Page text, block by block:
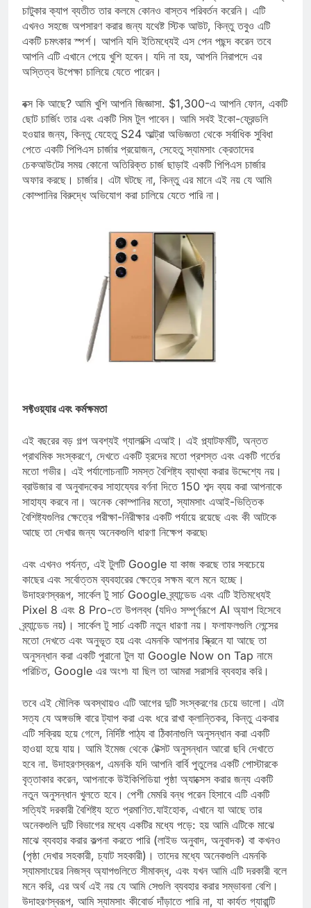
এস পেনের ক্ষেত্রেও তাই। যতদূর আমি বলতে পারি, স্যামসাং একটি সামান্য
চাটুকার ক্যাপ ব্যতীত তার কলমে কোনও বাস্তব পরিবর্তন করেনি। এটি
এখনও সহজে অপসারণ করার জন্য যথেষ্ট স্টিক আউট, কিন্তু তবুও এটি
একটি চমৎকার স্পর্শ। আপনি যদি ইতিমধ্যেই এস পেন পছন্দ করেন তবে
আপনি এটি এখানে পেয়ে খুশি হবেন। যদি না হয়, আপনি নিরাপদে এর
বক্স কি আছে? আমি খুশি আপনি জিজ্ঞাসা. $1,300-এ আপনি ফোন, একটি
ছোট চার্জিং তার এবং একটি সিম টুল পাবেন। আমি সবই ইকো-ফ্রেন্ডলি
হওয়ার জন্য, কিন্তু যেহেতু S24 আল্ট্রা অভিজ্ঞতা থেকে সর্বাধিক সুবিধা
পেতে একটি পিপিএস চার্জার প্রয়োজন, সেহেতু স্যামসাং ক্রেতাদের
চেকআউটের সময় কোনো অতিরিক্ত চার্জ ছাড়াই একটি পিপিএস চার্জার
অফার করছে। চার্জার। এটা ঘটছে না, কিন্তু এর মানে এই নয় যে আমি
এই বছরের বড় গল্প অবশ্যই গ্যালাক্সি এআই। এই প্ল্যাটফর্মটি, অন্তত
প্রাথমিক সংস্করণে, দেখতে একটি হ্রদের মতো প্রশস্ত এবং একটি গর্তের
মতো গভীর। এই পর্যালোচনাটি সমস্ত বৈশিষ্ট্য ব্যাখ্যা করার উদ্দেশ্যে নয়।
ব্রাউজার বা অনুবাদকের সাহায্যের বর্ণনা দিতে 150 শব্দ ব্যয় করা আপনাকে
সাহায্য করবে না। অনেক কোম্পানির মতো, স্যামসাং এআই-ভিত্তিক
বৈশিষ্ট্যগুলির ক্ষেত্রে পরীক্ষা-নিরীক্ষার একটি পর্যায়ে রয়েছে এবং কী আটকে
এবং এখনও পর্যন্ত, এই টুলটি Google যা কাজ করছে তার সবচেয়ে
কাছের এবং সর্বোত্তম ব্যবহারের ক্ষেত্রে সক্ষম বলে মনে হচ্ছে।
উদাহরণস্বরূপ, সার্কেল টু সার্চ Google ব্র্যান্ডেড এবং এটি ইতিমধ্যেই
Pixel 8 এবং 8 Pro-তে উপলব্ধ (যদিও সম্পূর্ণরূপে AI অ্যাপ হিসেবে
ব্র্যান্ডেড নয়)। সার্কেল টু সার্চ একটি নতুন ধারণা নয়। ফলাফলগুলি লেন্সের
মতো দেখতে এবং অনুভূত হয় এবং এমনকি আপনার স্ক্রিনে যা আছে তা
অনুসন্ধান করা একটি পুরানো টুল যা Google Now on Tap নামে
তবে এই মৌলিক অবস্থায়ও এটি আগের দুটি সংস্করণের চেয়ে ভালো। এটা
সত্য যে অঙ্গভঙ্গি বারে ট্যাপ করা এবং ধরে রাখা ক্লান্তিকর, কিন্তু একবার
এটি সক্রিয় হয়ে গেলে, নির্দিষ্ট পাঠ্য বা ঠিকানাগুলি অনুসন্ধান করা একটি
হাওয়া হয়ে যায়। আমি ইমেজ থেকে টেক্সট অনুসন্ধান আরো ছবি দেখাতে
হবে না. উদাহরণস্বরূপ, এমনকি যদি আপনি বার্বি পুতুলের একটি পোস্টারকে
বৃত্তাকার করেন, আপনাকে উইকিপিডিয়া পৃষ্ঠা অ্যাক্সেস করার জন্য একটি
নতুন অনুসন্ধান খুলতে হবে। পেশী মেমরি বন্ধ পরেন হিসাবে এটি একটি
সত্যিই দরকারী বৈশিষ্ট্য হতে প্রমাণিত.যাইহোক, এখানে যা আছে তার
অনেকগুলি দুটি বিভাগের মধ্যে একটির মধ্যে পড়ে: হয় আমি এটিকে মাঝে
মাঝে ব্যবহার করার কল্পনা করতে পারি (লাইভ অনুবাদ, অনুবাদক) বা কখনও
(পৃষ্ঠা দেখার সহকারী, চ্যাট সহকারী)। তাদের মধ্যে অনেকগুলি এমনকি
স্যামসাংয়ের নিজস্ব অ্যাপগুলিতে সীমাবদ্ধ, এবং যখন আমি এটি দরকারী বলে
মনে করি, এর অর্থ এই নয় যে আমি সেগুলি ব্যবহার করার সম্ভাবনা বেশি।